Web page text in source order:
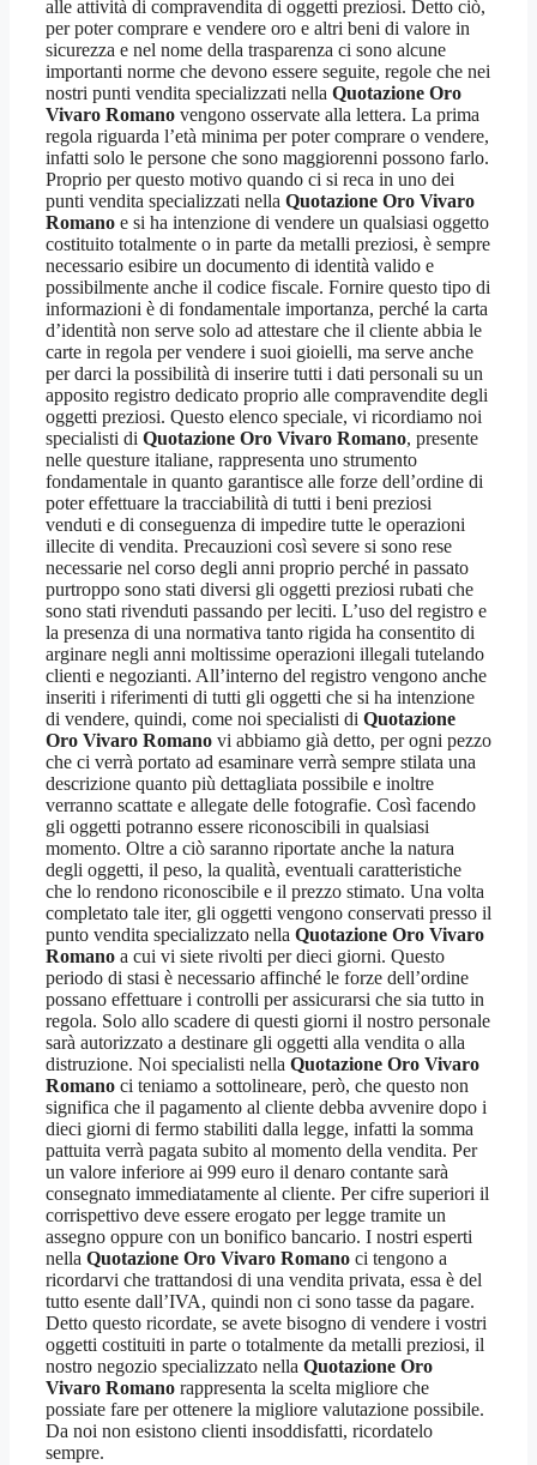
alle attività di compravendita di oggetti preziosi. Detto ciò,
per poter comprare e vendere oro e altri beni di valore in
sicurezza e nel nome della trasparenza ci sono alcune
importanti norme che devono essere seguite, regole che nei
nostri punti vendita specializzati nella Quotazione Oro
Vivaro Romano vengono osservate alla lettera. La prima
regola riguarda l’età minima per poter comprare o vendere,
infatti solo le persone che sono maggiorenni possono farlo.
Proprio per questo motivo quando ci si reca in uno dei
punti vendita specializzati nella Quotazione Oro Vivaro
Romano e si ha intenzione di vendere un qualsiasi oggetto
costituito totalmente o in parte da metalli preziosi, è sempre
necessario esibire un documento di identità valido e
possibilmente anche il codice fiscale. Fornire questo tipo di
informazioni è di fondamentale importanza, perché la carta
d’identità non serve solo ad attestare che il cliente abbia le
carte in regola per vendere i suoi gioielli, ma serve anche
per darci la possibilità di inserire tutti i dati personali su un
apposito registro dedicato proprio alle compravendite degli
oggetti preziosi. Questo elenco speciale, vi ricordiamo noi
specialisti di Quotazione Oro Vivaro Romano, presente
nelle questure italiane, rappresenta uno strumento
fondamentale in quanto garantisce alle forze dell’ordine di
poter effettuare la tracciabilità di tutti i beni preziosi
venduti e di conseguenza di impedire tutte le operazioni
illecite di vendita. Precauzioni così severe si sono rese
necessarie nel corso degli anni proprio perché in passato
purtroppo sono stati diversi gli oggetti preziosi rubati che
sono stati rivenduti passando per leciti. L’uso del registro e
la presenza di una normativa tanto rigida ha consentito di
arginare negli anni moltissime operazioni illegali tutelando
clienti e negozianti. All’interno del registro vengono anche
inseriti i riferimenti di tutti gli oggetti che si ha intenzione
di vendere, quindi, come noi specialisti di Quotazione
Oro Vivaro Romano vi abbiamo già detto, per ogni pezzo
che ci verrà portato ad esaminare verrà sempre stilata una
descrizione quanto più dettagliata possibile e inoltre
verranno scattate e allegate delle fotografie. Così facendo
gli oggetti potranno essere riconoscibili in qualsiasi
momento. Oltre a ciò saranno riportate anche la natura
degli oggetti, il peso, la qualità, eventuali caratteristiche
che lo rendono riconoscibile e il prezzo stimato. Una volta
completato tale iter, gli oggetti vengono conservati presso il
punto vendita specializzato nella Quotazione Oro Vivaro
Romano a cui vi siete rivolti per dieci giorni. Questo
periodo di stasi è necessario affinché le forze dell’ordine
possano effettuare i controlli per assicurarsi che sia tutto in
regola. Solo allo scadere di questi giorni il nostro personale
sarà autorizzato a destinare gli oggetti alla vendita o alla
distruzione. Noi specialisti nella Quotazione Oro Vivaro
Romano ci teniamo a sottolineare, però, che questo non
significa che il pagamento al cliente debba avvenire dopo i
dieci giorni di fermo stabiliti dalla legge, infatti la somma
pattuita verrà pagata subito al momento della vendita. Per
un valore inferiore ai 999 euro il denaro contante sarà
consegnato immediatamente al cliente. Per cifre superiori il
corrispettivo deve essere erogato per legge tramite un
assegno oppure con un bonifico bancario. I nostri esperti
nella Quotazione Oro Vivaro Romano ci tengono a
ricordarvi che trattandosi di una vendita privata, essa è del
tutto esente dall’IVA, quindi non ci sono tasse da pagare.
Detto questo ricordate, se avete bisogno di vendere i vostri
oggetti costituiti in parte o totalmente da metalli preziosi, il
nostro negozio specializzato nella Quotazione Oro
Vivaro Romano rappresenta la scelta migliore che
possiate fare per ottenere la migliore valutazione possibile.
Da noi non esistono clienti insoddisfatti, ricordatelo
sempre.